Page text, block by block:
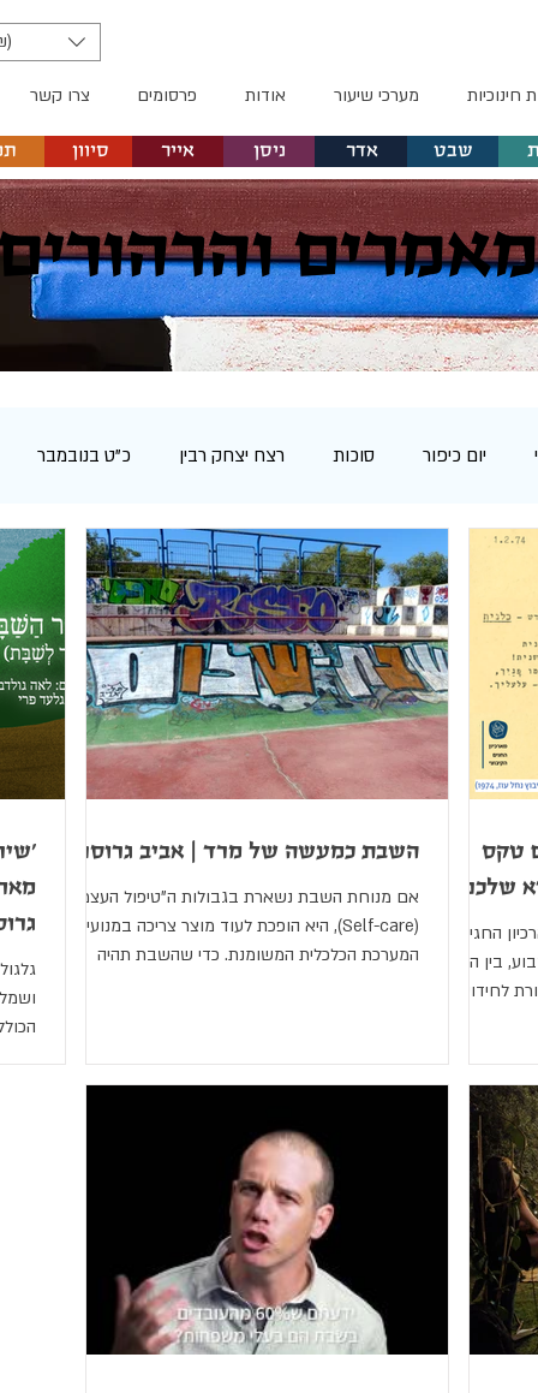
חינוכיות מערכי שיעור אודות פרסומים צרו קשר
ניסן סיוון אדר שבט אייר
מאמרים
יום כיפור סוכות רצח יצחק רבין כ"ט בנובמבר
יום הזיכרון הבינלאומי לשואה יום הזיכרון לשואה
בעומר יום הרצל ט"ו באב שבועות כנס שיטים
צום גדליה השביעי באוקטובר בר/בת מצווה
טקס
שלכם"?
החגים,
בין הזמן
לחידוש.
זו באדום
השבת כמעשה של מרד | אביב גרוסר
אם מנוחת השבת נשארת בגבולות ה"טיפול העצמי"
(Self-care), היא הופכת לעוד מוצר צריכה במנועי
המערכת הכלכלית המשומנת. כדי שהשבת תהיה